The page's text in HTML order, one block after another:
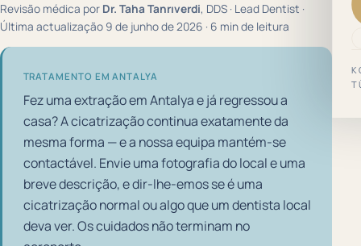
Revisão médica por Dr. Taha Tanrıverdi, DDS · Lead Dentist ·
Última actualização 9 de junho de 2026 · 6 min de leitura
TRATAMENTO EM ANTALYA
Fez uma extração em Antalya e já regressou a
casa? A cicatrização continua exatamente da
mesma forma — e a nossa equipa mantém-se
contactável. Envie uma fotografia do local e uma
breve descrição, e dir-lhe-emos se é uma
cicatrização normal ou algo que um dentista local
deva ver. Os cuidados não terminam no